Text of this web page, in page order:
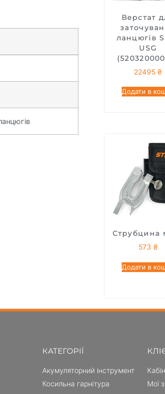
Верстат
ланцюгів
USG
22495₴
Додати в
Струбцина
573 ₴
Додати в
КАТЕГОРІЇ
Акумуляторний інструмент
Косильна гарнітура
Мої